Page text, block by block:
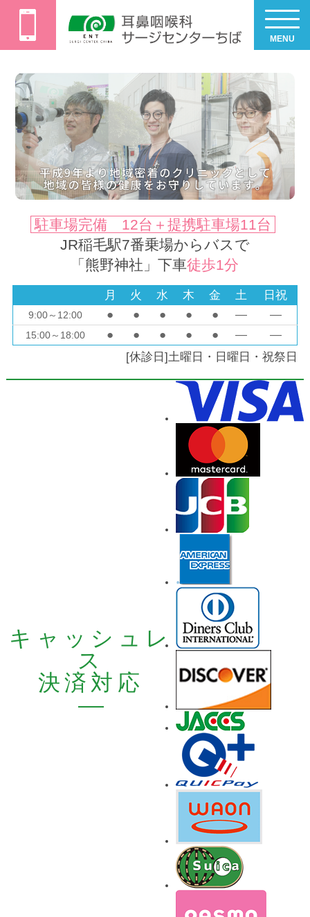
MENU
駐車場完備 12台＋提携駐車場11台
JR稲毛駅7番乗場からバスで
「熊野神社」下車徒歩1分
月 火 水 木 金 土 日祝
9:00～12:00 ● ● ● ● ● ― ―
15:00～18:00 ● ● ● ● ● ―
―
[休診日]土曜日・日曜日・祝祭日
キャッシュレ
ス
決済対応